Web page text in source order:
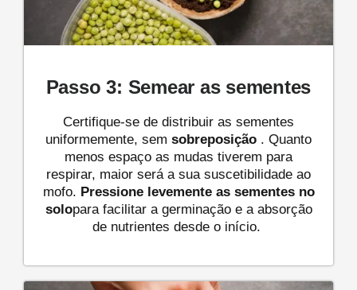
Passo 3: Semear as sementes
Certifique-se de distribuir as sementes
uniformemente, sem sobreposição . Quanto
menos espaço as mudas tiverem para
respirar, maior será a sua suscetibilidade ao
mofo. Pressione levemente as sementes no
solopara facilitar a germinação e a absorção
de nutrientes desde o início.